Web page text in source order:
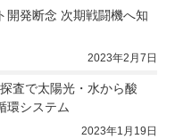
開発断念 次期戦闘機へ知
2023年2月7日
査で太陽光・水から酸
環システム
2023年1月19日